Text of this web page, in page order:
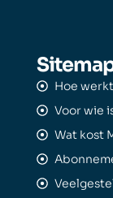
Hoe
Voor wie
Wat kost